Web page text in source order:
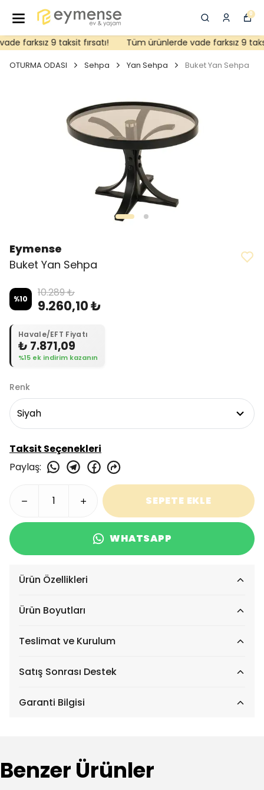
0
farksız 9 taksit fırsatı! Tüm ürünlerde vade farksız 9
OTURMA ODASI Sehpa Yan Sehpa Buket Yan Sehpa
Eymense
Buket Yan Sehpa
%10 10.289 ₺
9.260,10 ₺
Havale/EFT Fiyatı
₺ 7.871,09
%15 ek indirim kazanın
Renk
Taksit Seçenekleri
Paylaş:
SEPETE EKLE
WHATSAPP
Ürün Özellikleri
Ürün Boyutları
Teslimat ve Kurulum
Satış Sonrası Destek
Garanti Bilgisi
Benzer Ürünler